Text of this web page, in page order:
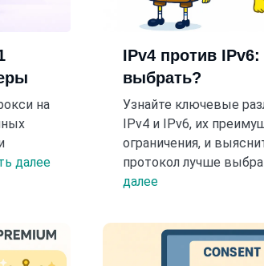
на
далее
IPv4 против IPv6:
выбрать?
Узнайте ключевые
IPv4 и IPv6, их
ограничения, и
протокол лучше
далее